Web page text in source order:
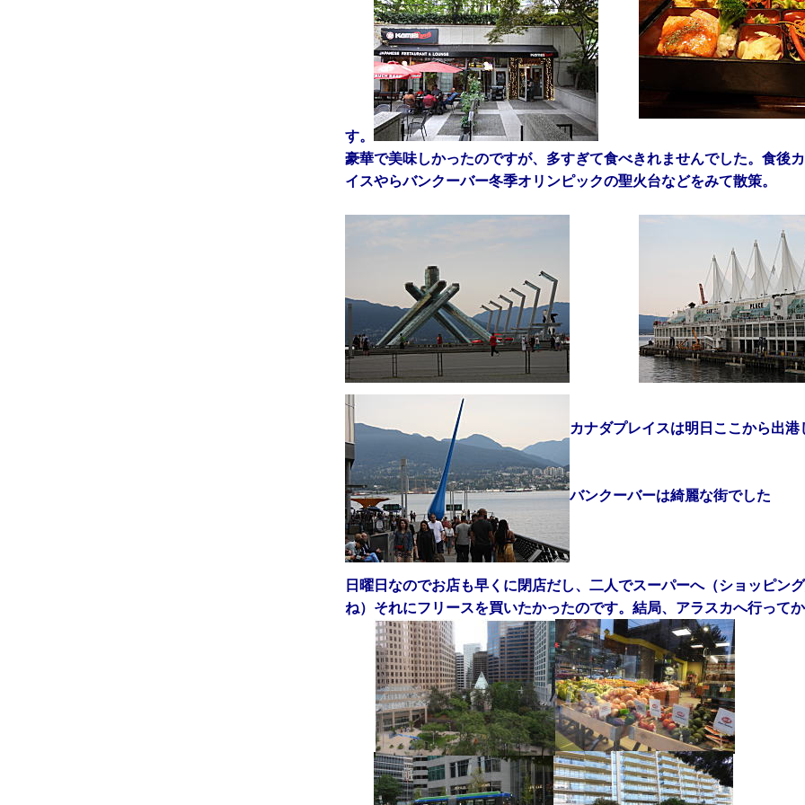
す。
豪華で美味しかったのですが、多すぎて食べきれませんでした。食後
イスやらバンクーバー冬季オリンピックの聖火台などをみて散策。
カナダプレイスは明日ここから出港
バンクーバーは綺麗な街でした
日曜日なのでお店も早くに閉店だし、二人でスーパーへ（ショッピン
ね）それにフリースを買いたかったのです。結局、アラスカへ行って